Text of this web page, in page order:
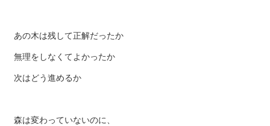
あの木は残して正解だったか
無理をしなくてよかったか
次はどう進めるか
森は変わっていないのに、